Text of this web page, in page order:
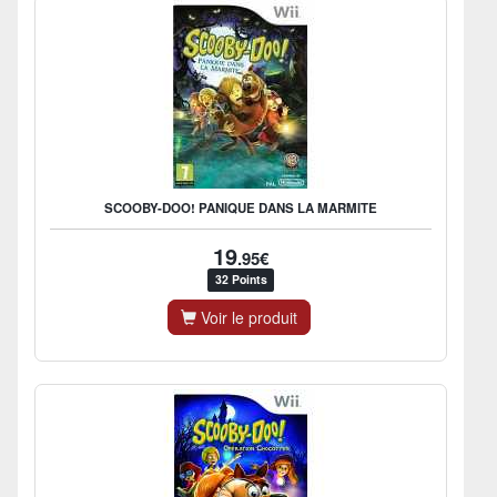
SCOOBY-DOO! PANIQUE DANS LA MARMITE
19.95€
32 Points
Voir le produit